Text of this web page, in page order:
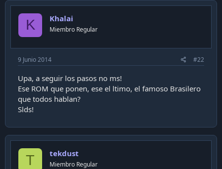
K Khalai
Miembro Regular
9 Junio 2014 #22
Upa, a seguir los pasos no ms!
Ese ROM que ponen, ese el ltimo, el famoso Brasilero
que todos hablan?
Slds!
T tekdust
Miembro Regular